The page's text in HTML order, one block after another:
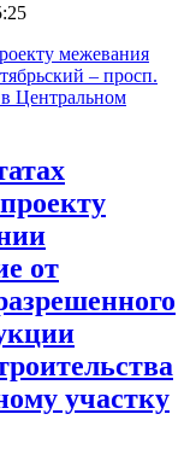
межевания
– просп.
Центральном
от
участку